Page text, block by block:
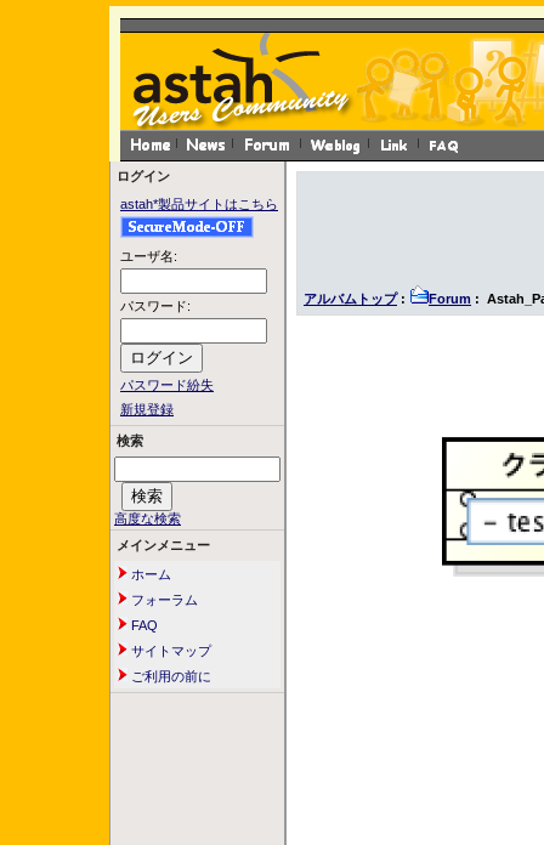
ログイン
astah*製品サイトはこちら
ユーザ名:
パスワード:
パスワード紛失
新規登録
検索
高度な検索
メインメニュー
ホーム
フォーラム
FAQ
サイトマップ
ご利用の前に
アルバムトップ: Forum :